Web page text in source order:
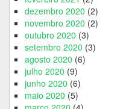
dezembro 2020 (2)
novembro 2020 (2)
outubro 2020 (3)
setembro 2020 (3)
agosto 2020 (6)
julho 2020 (9)
junho 2020 (6)
maio 2020 (5)